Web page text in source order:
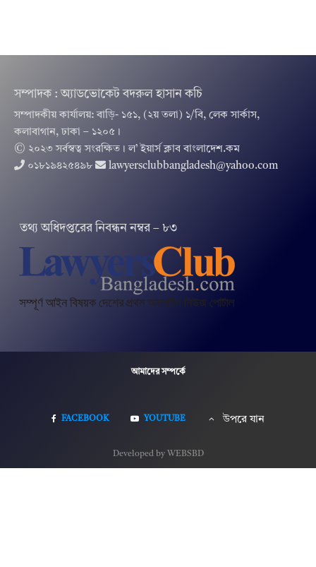
সম্পাদক : অ্যাডভোকেট বদরুল হাসান কচি
সম্পাদকীয় কার্যালয়: বাড়ি- ১৫১, (২য় তলা) ১/বি, লেক সার্কাস,
কলাবাগান, ঢাকা – ১২০৫।
© ২০২৩ সর্বস্বত্ব সংরক্ষিত । ল’ ইয়ার্স ক্লাব বাংলাদেশ.কম
০১৮১৯৪২৫৪৯৮
lawyersclubbangladesh@yahoo.com
তথ‌্য অ‌ধিদপ্ত‌রের নিবন্ধন নম্বর – ৮৩
আমাদের সম্পর্কে
FACEBOOK YOUTUBE উপরে যান
Developed by WEBSBD